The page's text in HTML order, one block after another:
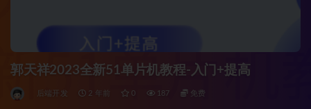
郭天祥2023全新51单片机教程-入门+提高
后端开发 2 年前 0 187 免费